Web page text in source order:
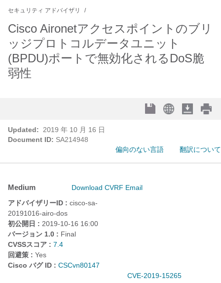
セキュリティ アドバイザリ
Cisco Aironetアクセスポイントのブリ
ッジプロトコルデータユニット
(BPDU)ポートで無効化されるDoS脆
弱性
Updated:
2019 年 10 月 16 日
Document ID: SA214948
偏向のない言語
翻訳について
Medium Download CVRF Email
アドバイザリーID : cisco-sa-
20191016-airo-dos
初公開日 : 2019-10-16 16:00
バージョン 1.0 : Final
CVSSスコア : 7.4
回避策 : Yes
Cisco バグ ID : CSCvn80147
CVE-2019-15265